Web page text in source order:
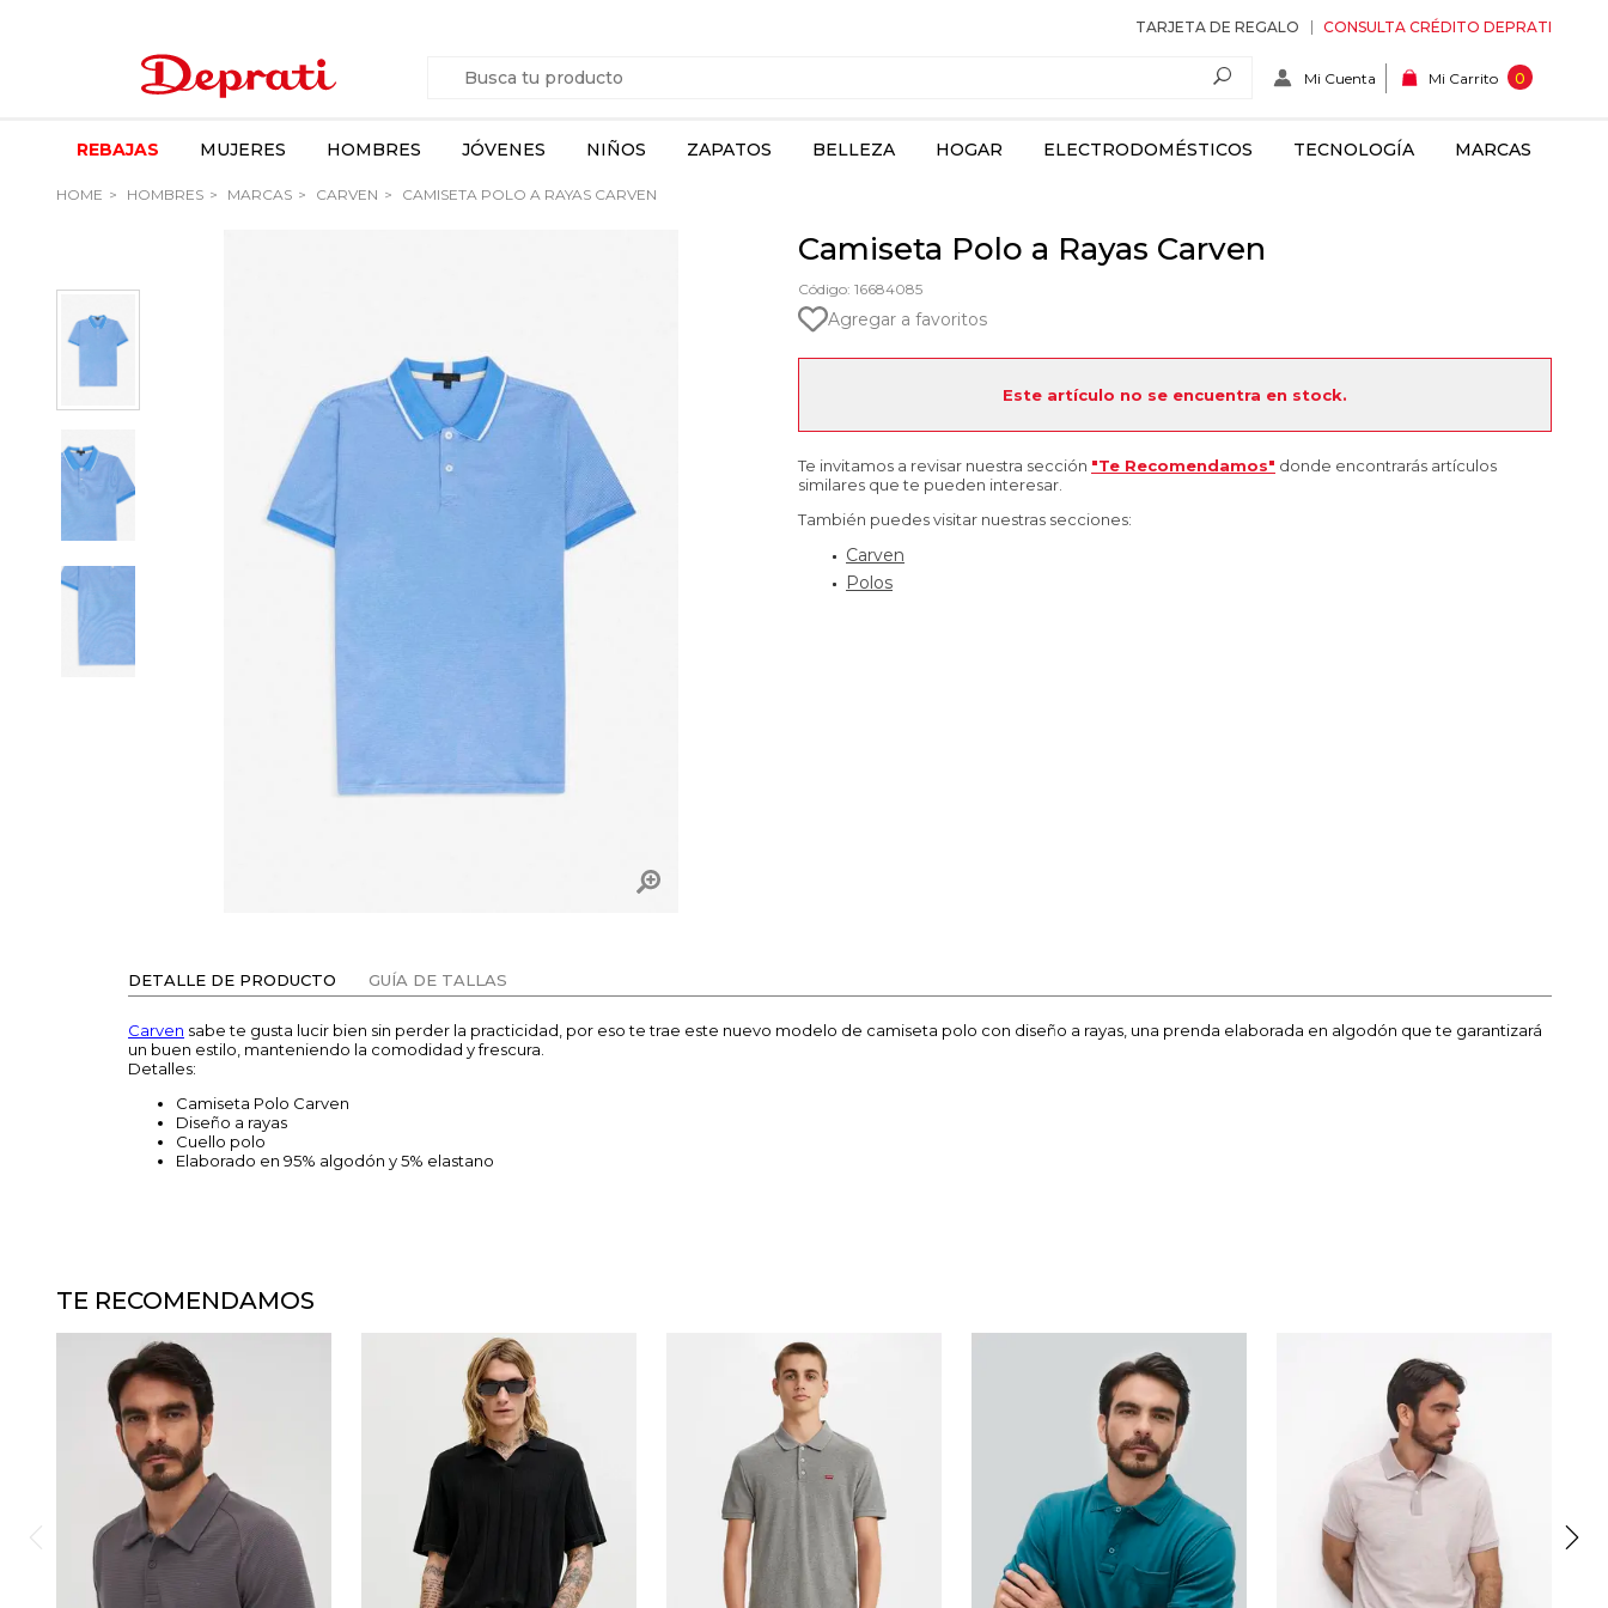
TARJETA DE REGALO CONSULTA CRÉDITO DEPRATI
Mi Cuenta Mi Carrito 0
REBAJAS MUJERES HOMBRES JÓVENES NIÑOS ZAPATOS BELLEZA HOGAR ELECTRODOMÉSTICOS TECNOLOGÍA MARCAS
HOME HOMBRES MARCAS CARVEN CAMISETA POLO A RAYAS CARVEN
Camiseta Polo a Rayas Carven
Código: 16684085
Agregar a favoritos
Este artículo no se encuentra en stock.
Te invitamos a revisar nuestra sección "Te Recomendamos" donde encontrarás artículos
similares que te pueden interesar.
También puedes visitar nuestras secciones:
Carven
Polos
DETALLE DE PRODUCTO GUÍA DE TALLAS
Carven sabe te gusta lucir bien sin perder la practicidad, por eso te trae este nuevo modelo de camiseta polo con diseño a rayas, una prenda elaborada en algodón que te garantizará
un buen estilo, manteniendo la comodidad y frescura.
Detalles:
Camiseta Polo Carven
Diseño a rayas
Cuello polo
Elaborado en 95% algodón y 5% elastano
TE RECOMENDAMOS